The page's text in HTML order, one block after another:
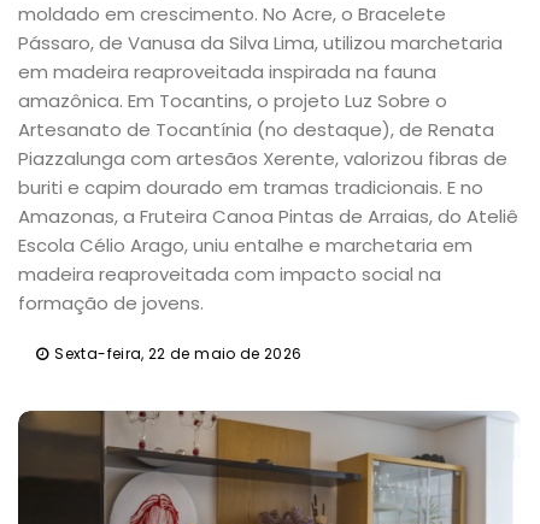
moldado em crescimento. No Acre, o Bracelete
Pássaro, de Vanusa da Silva Lima, utilizou marchetaria
em madeira reaproveitada inspirada na fauna
amazônica. Em Tocantins, o projeto Luz Sobre o
Artesanato de Tocantínia (no destaque), de Renata
Piazzalunga com artesãos Xerente, valorizou fibras de
buriti e capim dourado em tramas tradicionais. E no
Amazonas, a Fruteira Canoa Pintas de Arraias, do Ateliê
Escola Célio Arago, uniu entalhe e marchetaria em
madeira reaproveitada com impacto social na
formação de jovens.
Sexta-feira, 22 de maio de 2026